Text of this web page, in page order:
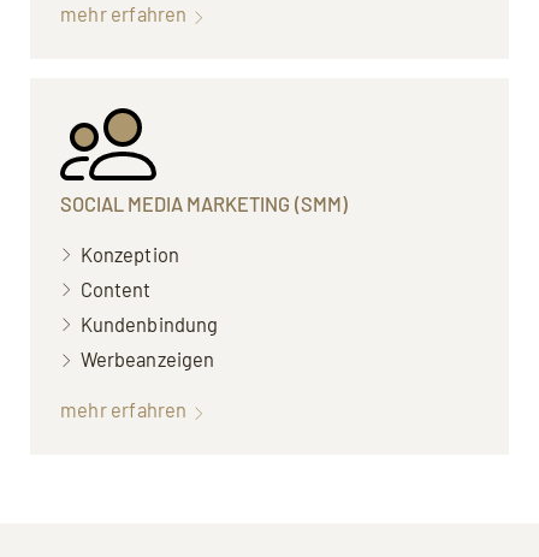
mehr erfahren
SOCIAL MEDIA MARKETING (SMM)
Konzeption
Content
Kundenbindung
Werbeanzeigen
mehr erfahren